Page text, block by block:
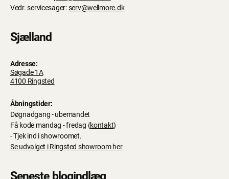
Vedr. servicesager:serv@wellmore.dk
Sjælland
Adresse:
Søgade 1A
4100 Ringsted
Åbningstider:
Døgnadgang - ubemandet
Få kode mandag - fredag (kontakt)
- Tjek ind i showroomet.
Se udvalget i Ringsted showroom her
Seneste blogindlæg